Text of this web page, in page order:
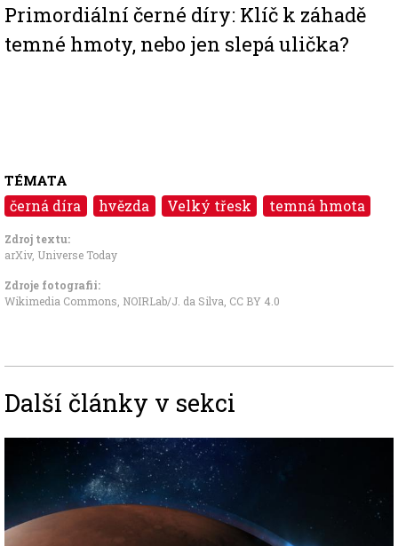
Primordiální černé díry: Klíč k záhadě
temné hmoty, nebo jen slepá ulička?
TÉMATA
černá díra hvězda Velký třesk temná hmota
Zdroj textu:
arXiv, Universe Today
Zdroje fotografii:
Wikimedia Commons, NOIRLab/J. da Silva CC BY 4.0
Další články v sekci
Image